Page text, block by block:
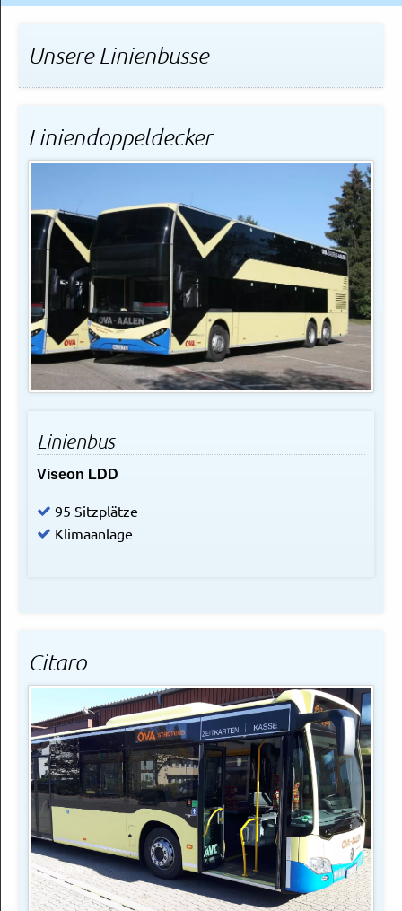
Unsere Linienbusse
Liniendoppeldecker
Linienbus
Viseon LDD
95 Sitzplätze
Klimaanlage
Citaro
© OVA